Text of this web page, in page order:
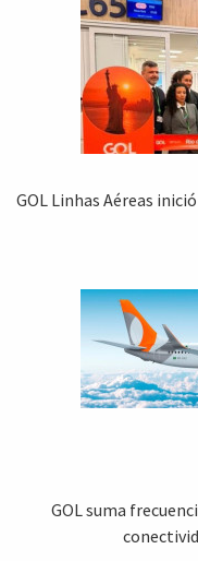
GOL Linhas Aéreas
GOL suma